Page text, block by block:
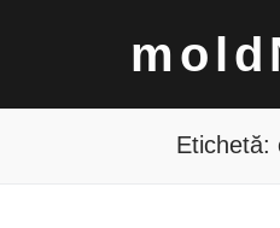
Etichetă: